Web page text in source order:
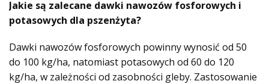
Jakie są zalecane dawki nawozów fosforowych i
potasowych dla pszenżyta?
Dawki nawozów fosforowych powinny wynosić od 50
do 100 kg/ha, natomiast potasowych od 60 do 120
kg/ha, w zależności od zasobności gleby. Zastosowanie